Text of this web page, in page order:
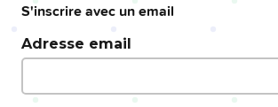
S'inscrire avec un email
Adresse email